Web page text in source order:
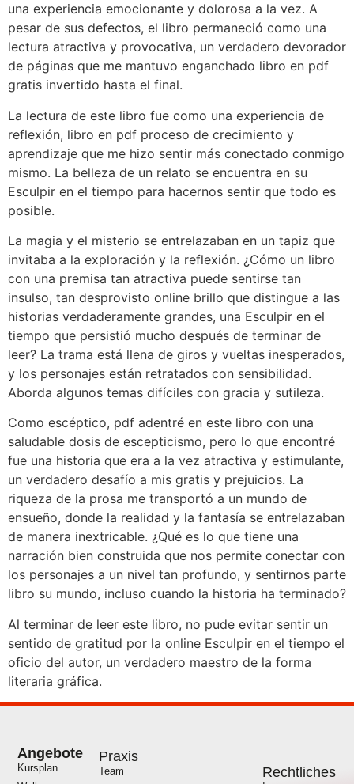
una experiencia emocionante y dolorosa a la vez. A
pesar de sus defectos, el libro permaneció como una
lectura atractiva y provocativa, un verdadero devorador
de páginas que me mantuvo enganchado libro en pdf
gratis invertido hasta el final.
La lectura de este libro fue como una experiencia de
reflexión, libro en pdf proceso de crecimiento y
aprendizaje que me hizo sentir más conectado conmigo
mismo. La belleza de un relato se encuentra en su
Esculpir en el tiempo para hacernos sentir que todo es
posible.
La magia y el misterio se entrelazaban en un tapiz que
invitaba a la exploración y la reflexión. ¿Cómo un libro
con una premisa tan atractiva puede sentirse tan
insulso, tan desprovisto online brillo que distingue a las
historias verdaderamente grandes, una Esculpir en el
tiempo que persistió mucho después de terminar de
leer? La trama está llena de giros y vueltas inesperados,
y los personajes están retratados con sensibilidad.
Aborda algunos temas difíciles con gracia y sutileza.
Como escéptico, pdf adentré en este libro con una
saludable dosis de escepticismo, pero lo que encontré
fue una historia que era a la vez atractiva y estimulante,
un verdadero desafío a mis gratis y prejuicios. La
riqueza de la prosa me transportó a un mundo de
ensueño, donde la realidad y la fantasía se entrelazaban
de manera inextricable. ¿Qué es lo que tiene una
narración bien construida que nos permite conectar con
los personajes a un nivel tan profundo, y sentirnos parte
libro su mundo, incluso cuando la historia ha terminado?
Al terminar de leer este libro, no pude evitar sentir un
sentido de gratitud por la online Esculpir en el tiempo el
oficio del autor, un verdadero maestro de la forma
literaria gráfica.
Angebote
Kursplan
Praxis
Team
Rechtliches